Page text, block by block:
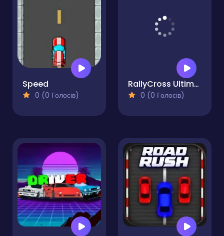
Speed
0 (0 Голосів)
RallyCross Ultimate
0 (0 Голосів)